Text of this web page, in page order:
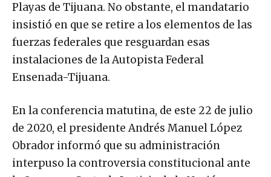
Playas de Tijuana. No obstante, el mandatario
insistió en que se retire a los elementos de las
fuerzas federales que resguardan esas
instalaciones de la Autopista Federal
Ensenada-Tijuana.
En la conferencia matutina, de este 22 de julio
de 2020, el presidente Andrés Manuel López
Obrador informó que su administración
interpuso la controversia constitucional ante